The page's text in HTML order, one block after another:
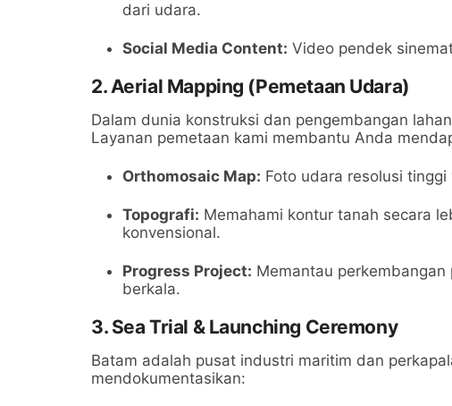
dari udara.
Social Media Content: Video pendek
2. Aerial Mapping (Pemetaan Udara)
Dalam dunia konstruksi dan pengembangan
Layanan pemetaan kami membantu Anda
Orthomosaic Map: Foto udara resolusi
Topografi: Memahami kontur tanah secara
konvensional.
Progress Project: Memantau
berkala.
3. Sea Trial & Launching Ceremony
Batam adalah pusat industri maritim dan
mendokumentasikan: